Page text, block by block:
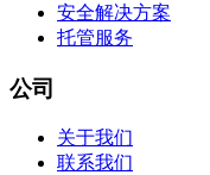
安全解决方案
托管服务
公司
关于我们
联系我们